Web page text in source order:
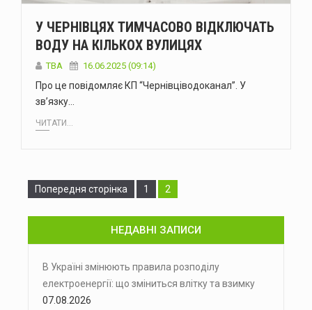
У ЧЕРНІВЦЯХ ТИМЧАСОВО ВІДКЛЮЧАТЬ
ВОДУ НА КІЛЬКОХ ВУЛИЦЯХ
ТВА 16.06.2025 (09:14)
Про це повідомляє КП “Чернівціводоканал”. У
зв’язку…
ЧИТАТИ...
Попередня сторінка Сторінка
1 Сторінка
2
НЕДАВНІ ЗАПИСИ
В Україні змінюють правила розподілу
електроенергії: що зміниться влітку та взимку
07.08.2026